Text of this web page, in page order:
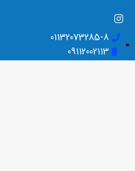
01132073285-8
09112002113